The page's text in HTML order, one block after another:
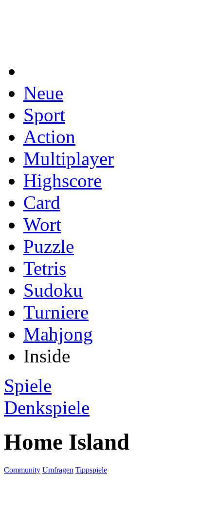
Neue
Sport
Action
Multiplayer
Highscore
Card
Wort
Puzzle
Tetris
Sudoku
Turniere
Mahjong
Inside
Spiele
Denkspiele
Home Island
Community Umfragen Tippspiele